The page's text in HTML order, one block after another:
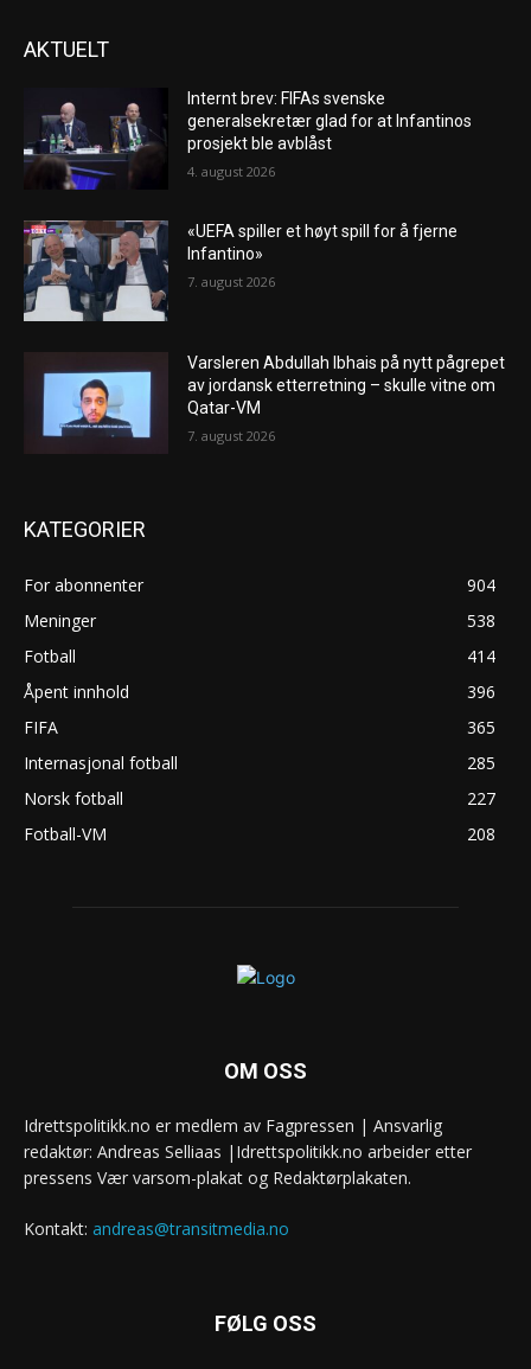
AKTUELT
Internt brev: FIFAs svenske
generalsekretær glad for at Infantinos
prosjekt ble avblåst
4. august 2026
«UEFA spiller et høyt spill for å fjerne
Infantino»
7. august 2026
Varsleren Abdullah Ibhais på nytt pågrepet
av jordansk etterretning – skulle vitne om
Qatar-VM
7. august 2026
KATEGORIER
For abonnenter
904
Meninger
538
Fotball
414
Åpent innhold
396
FIFA
365
Internasjonal fotball
285
Norsk fotball
227
Fotball-VM
208
OM OSS
Idrettspolitikk.no er medlem av Fagpressen | Ansvarlig
redaktør: Andreas Selliaas |Idrettspolitikk.no arbeider etter
pressens Vær varsom-plakat og Redaktørplakaten.
Kontakt: andreas@transitmedia.no
FØLG OSS